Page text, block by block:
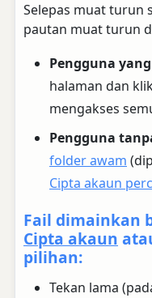
Selepas muat turun
pautan muat turun
Pengguna
halaman dan
mengakses
Pengguna
folder awam
Cipta akaun
Fail dimainkan
Cipta akaun
pilihan:
Tekan lama